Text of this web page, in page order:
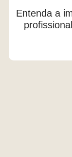
Entenda a